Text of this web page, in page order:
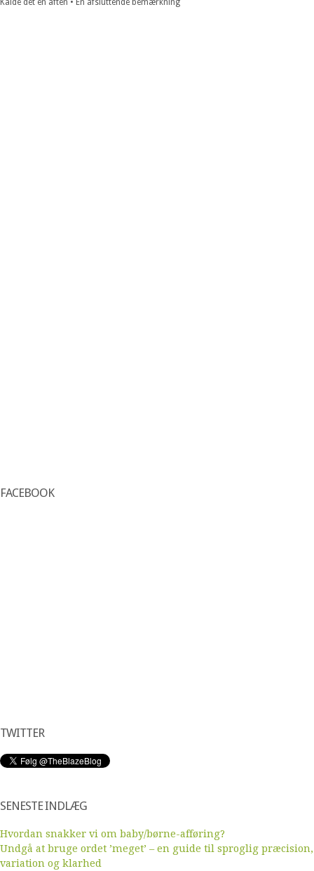
Kalde det en aften • En afsluttende bemærkning
FACEBOOK
TWITTER
SENESTE INDLÆG
Hvordan snakker vi om baby/børne-afføring?
Undgå at bruge ordet ’meget’ – en guide til sproglig præcision,
variation og klarhed